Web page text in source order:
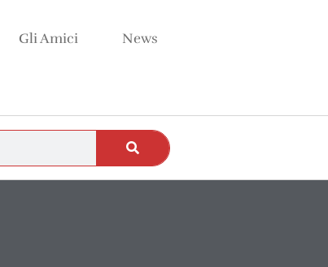
Gli Amici News